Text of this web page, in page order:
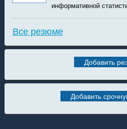
информативной
Все резюме
Добавить
Добавить